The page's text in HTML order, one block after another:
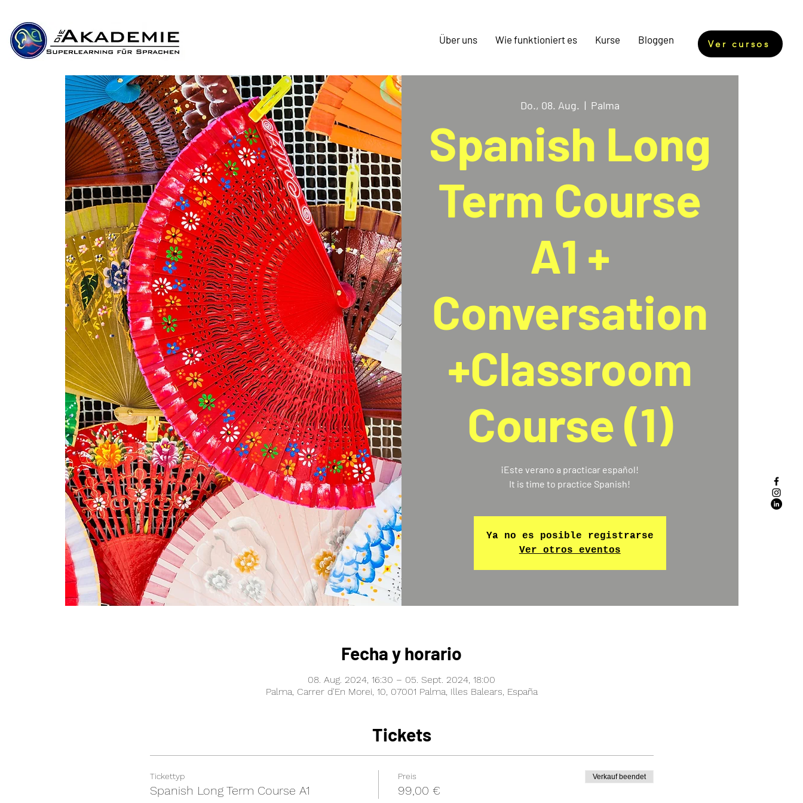
Über uns Wie funktioniert es Kurse Bloggen Ver cursos
Do., 08. Aug.
  |
Palma
Spanish Long
Term Course
A1 +
Conversation
+Classroom
Course (1)
¡Este verano a practicar español!
It is time to practice Spanish!
Ya no es posible registrarse
Ver otros eventos
Fecha y horario
08. Aug. 2024, 16:30 – 05. Sept. 2024, 18:00
Palma, Carrer d'En Morei, 10, 07001 Palma, Illes Balears, España
Tickets
Tickettyp
Spanish Long Term Course A1
Preis
99,00 €
Verkauf beendet